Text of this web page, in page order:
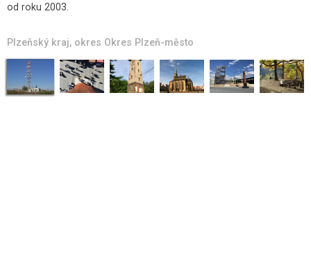
od roku 2003.
Plzeňský kraj, okres Okres Plzeň-město